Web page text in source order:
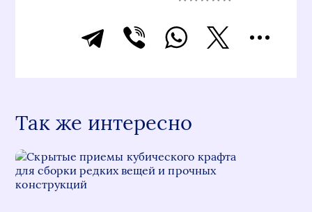
Так же интересно